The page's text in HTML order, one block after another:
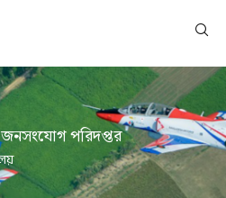
জনসংযোগ পরিদপ্তর